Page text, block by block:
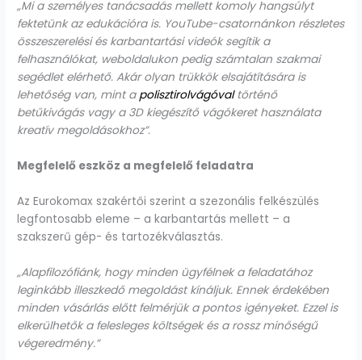
„Mi a személyes tanácsadás mellett komoly hangsúlyt
fektetünk az edukációra is. YouTube-csatornánkon részletes
összeszerelési és karbantartási videók segítik a
felhasználókat, weboldalukon pedig számtalan szakmai
segédlet elérhető. Akár olyan trükkök elsajátítására is
lehetőség van, mint a polisztirolvágóvaltörténő
betűkivágás vagy a 3D kiegészítő vágókeret használata
kreatív megoldásokhoz”.
Megfelelő eszköz a megfelelő feladatra
Az Eurokomax szakértői szerint a szezonális felkészülés
legfontosabb eleme – a karbantartás mellett – a
szakszerű gép- és tartozékválasztás.
„Alapfilozófiánk, hogy minden ügyfélnek a feladatához
leginkább illeszkedő megoldást kínáljuk. Ennek érdekében
minden vásárlás előtt felmérjük a pontos igényeket. Ezzel is
elkerülhetők a felesleges költségek és a rossz minőségű
végeredmény.”